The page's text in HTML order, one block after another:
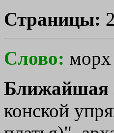
Страницы:
Слово: морх
Ближайшая
конской